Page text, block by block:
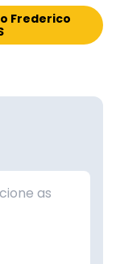
Frederico